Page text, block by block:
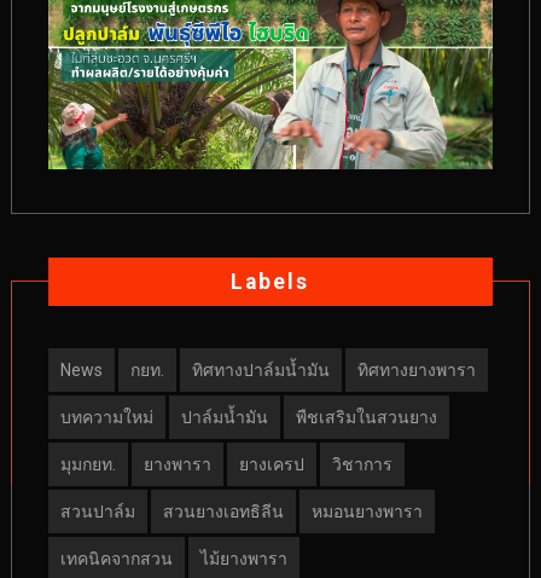
Labels
News กยท. ทิศทางปาล์มน้ำมัน ทิศทางยางพารา
บทความใหม่ ปาล์มน้ำมัน พืชเสริมในสวนยาง
มุมกยท. ยางพารา ยางเครป วิชาการ
สวนปาล์ม สวนยางเอทธิลีน หมอนยางพารา
เทคนิคจากสวน ไม้ยางพารา